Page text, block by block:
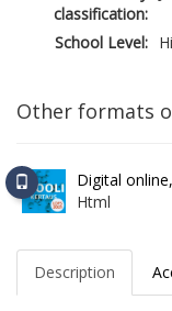
classification:
School Level:
Other formats
Digital
Html
Description